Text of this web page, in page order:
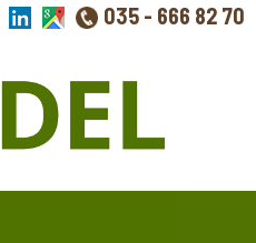
035 - 666 82 70